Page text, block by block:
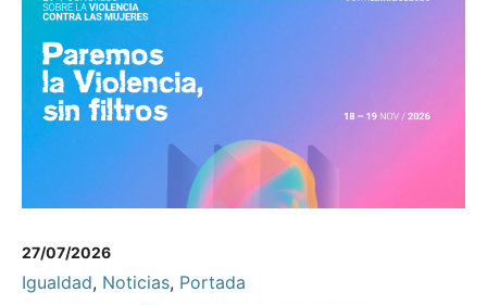
27/07/2026
Igualdad, Noticias, Portada